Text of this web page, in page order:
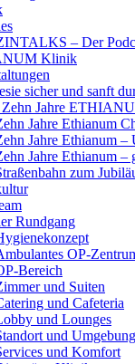
– Der
Klinik
sicher und sanft
Zehn Jahre
Jahre Ethianum
Jahre Ethianum –
Jahre Ethianum
zum
Rundgang
OP-
Bereich
und Suiten
und Cafeteria
und Lounges
und Umgebung
und Komfort